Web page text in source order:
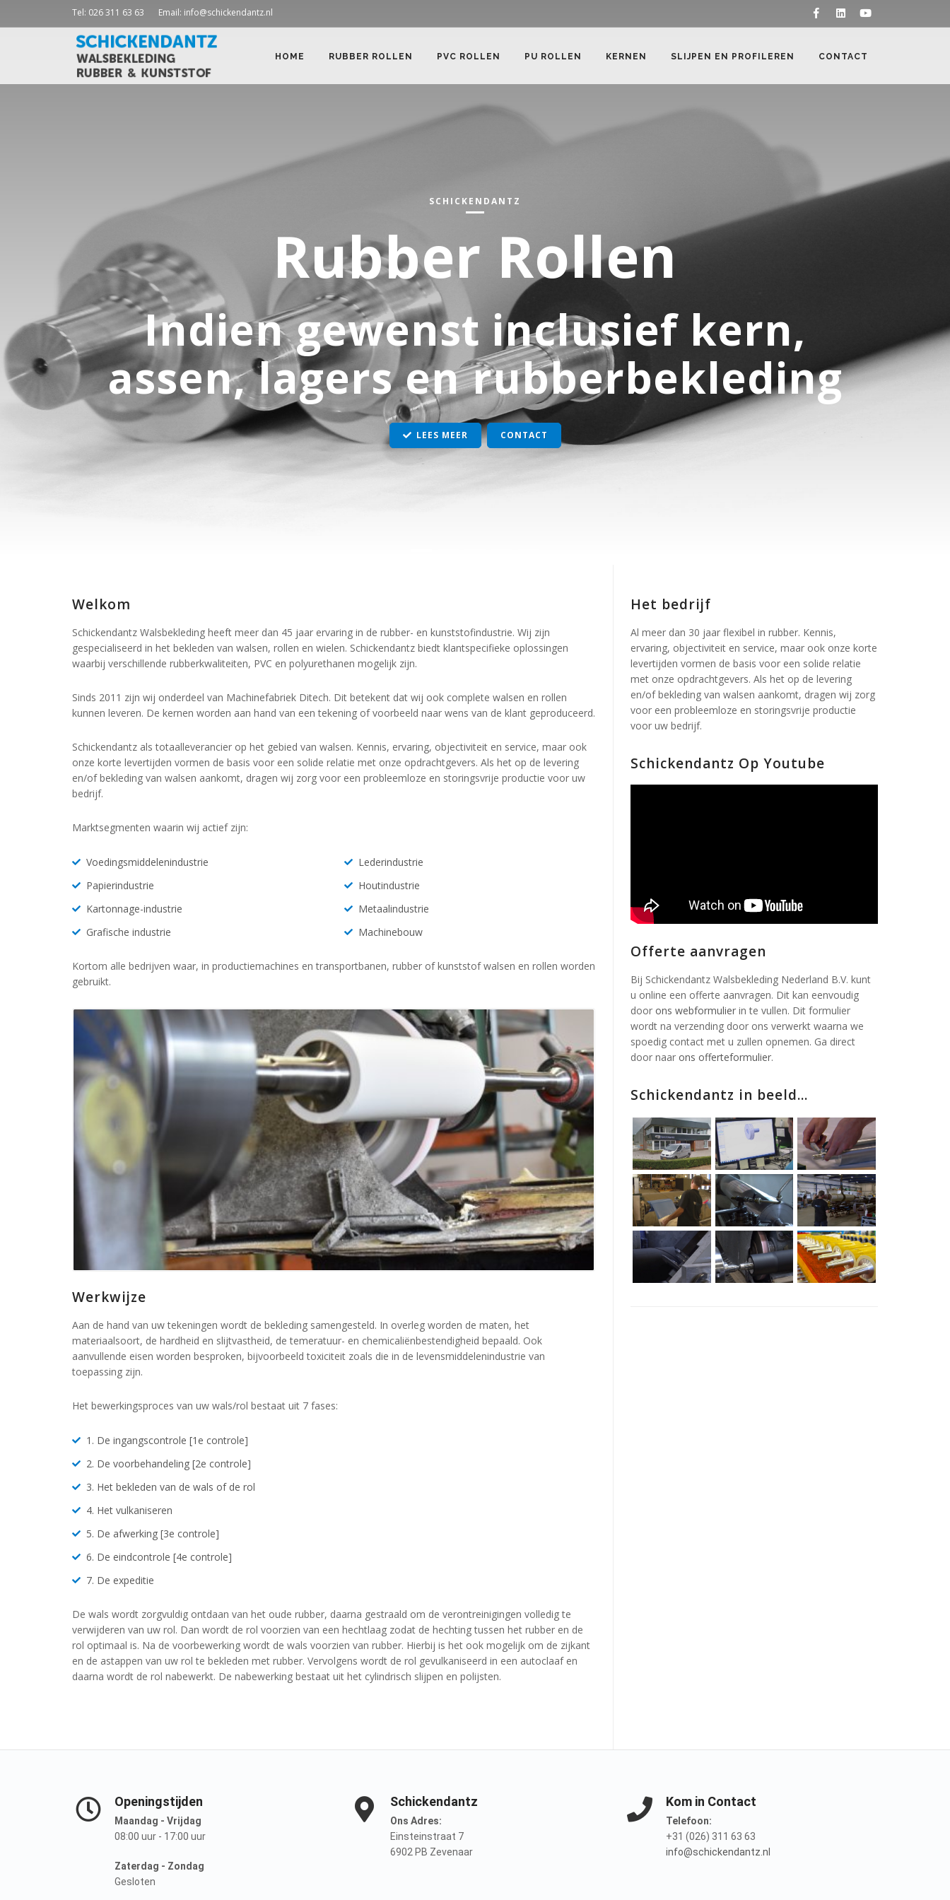
Tel: 026 311 63 63 Email: info@schickendantz.nl
HOME RUBBER ROLLEN PVC ROLLEN PU ROLLEN KERNEN SLIJPEN EN PROFILEREN CONTACT
SCHICKENDANTZ
Rubber Rollen
Indien gewenst inclusief kern,
assen, lagers en rubberbekleding
LEES MEER CONTACT
Welkom
Schickendantz Walsbekleding heeft meer dan 45 jaar ervaring in de rubber- en kunststofindustrie. Wij zijn
gespecialiseerd in het bekleden van walsen, rollen en wielen. Schickendantz biedt klantspecifieke oplossingen
waarbij verschillende rubberkwaliteiten, PVC en polyurethanen mogelijk zijn.
Sinds 2011 zijn wij onderdeel van Machinefabriek Ditech. Dit betekent dat wij ook complete walsen en rollen
kunnen leveren. De kernen worden aan hand van een tekening of voorbeeld naar wens van de klant geproduceerd.
Schickendantz als totaalleverancier op het gebied van walsen. Kennis, ervaring, objectiviteit en service, maar ook
onze korte levertijden vormen de basis voor een solide relatie met onze opdrachtgevers. Als het op de levering
en/of bekleding van walsen aankomt, dragen wij zorg voor een probleemloze en storingsvrije productie voor uw
bedrijf.
Marktsegmenten waarin wij actief zijn:
Voedingsmiddelenindustrie
Papierindustrie
Kartonnage-industrie
Grafische industrie
Lederindustrie
Houtindustrie
Metaalindustrie
Machinebouw
Kortom alle bedrijven waar, in productiemachines en transportbanen, rubber of kunststof walsen en rollen worden
gebruikt.
Werkwijze
Aan de hand van uw tekeningen wordt de bekleding samengesteld. In overleg worden de maten, het
materiaalsoort, de hardheid en slijtvastheid, de temeratuur- en chemicaliënbestendigheid bepaald. Ook
aanvullende eisen worden besproken, bijvoorbeeld toxiciteit zoals die in de levensmiddelenindustrie van
toepassing zijn.
Het bewerkingsproces van uw wals/rol bestaat uit 7 fases:
1. De ingangscontrole [1e controle]
2. De voorbehandeling [2e controle]
3. Het bekleden van de wals of de rol
4. Het vulkaniseren
5. De afwerking [3e controle]
6. De eindcontrole [4e controle]
7. De expeditie
De wals wordt zorgvuldig ontdaan van het oude rubber, daarna gestraald om de verontreinigingen volledig te
verwijderen van uw rol. Dan wordt de rol voorzien van een hechtlaag zodat de hechting tussen het rubber en de
rol optimaal is. Na de voorbewerking wordt de wals voorzien van rubber. Hierbij is het ook mogelijk om de zijkant
en de astappen van uw rol te bekleden met rubber. Vervolgens wordt de rol gevulkaniseerd in een autoclaaf en
daarna wordt de rol nabewerkt. De nabewerking bestaat uit het cylindrisch slijpen en polijsten.
Het bedrijf
Al meer dan 30 jaar flexibel in rubber. Kennis,
ervaring, objectiviteit en service, maar ook onze korte
levertijden vormen de basis voor een solide relatie
met onze opdrachtgevers. Als het op de levering
en/of bekleding van walsen aankomt, dragen wij zorg
voor een probleemloze en storingsvrije productie
voor uw bedrijf.
Schickendantz Op Youtube
Offerte aanvragen
Bij Schickendantz Walsbekleding Nederland B.V. kunt
u online een offerte aanvragen. Dit kan eenvoudig
door ons webformulier in te vullen. Dit formulier
wordt na verzending door ons verwerkt waarna we
spoedig contact met u zullen opnemen. Ga direct
door naar ons offerteformulier.
Schickendantz in beeld...
Openingstijden
Maandag - Vrijdag
08:00 uur - 17:00 uur
Zaterdag - Zondag
Gesloten
Schickendantz
Ons Adres:
Einsteinstraat 7
6902 PB Zevenaar
Kom in Contact
Telefoon:
+31 (026) 311 63 63
info@schickendantz.nl